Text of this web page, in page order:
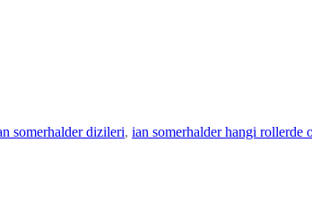
somerhalder dizileri, ian somerhalder hangi rollerde